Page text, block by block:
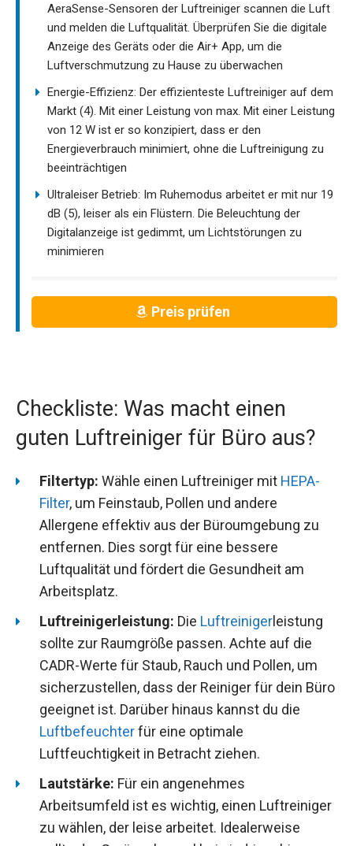
AeraSense-Sensoren der Luftreiniger scannen die Luft
und melden die Luftqualität. Überprüfen Sie die digitale
Anzeige des Geräts oder die Air+ App, um die
Luftverschmutzung zu Hause zu überwachen
Energie-Effizienz: Der effizienteste Luftreiniger auf dem
Markt (4). Mit einer Leistung von max. Mit einer Leistung
von 12 W ist er so konzipiert, dass er den
Energieverbrauch minimiert, ohne die Luftreinigung zu
beeinträchtigen
Ultraleiser Betrieb: Im Ruhemodus arbeitet er mit nur 19
dB (5), leiser als ein Flüstern. Die Beleuchtung der
Digitalanzeige ist gedimmt, um Lichtstörungen zu
minimieren
Preis prüfen
Checkliste: Was macht einen
guten Luftreiniger für Büro aus?
Filtertyp: Wähle einen Luftreiniger mit HEPA-
Filter, um Feinstaub, Pollen und andere
Allergene effektiv aus der Büroumgebung zu
entfernen. Dies sorgt für eine bessere
Luftqualität und fördert die Gesundheit am
Arbeitsplatz.
Luftreinigerleistung: Die Luftreiniger leistung
sollte zur Raumgröße passen. Achte auf die
CADR-Werte für Staub, Rauch und Pollen, um
sicherzustellen, dass der Reiniger für dein Büro
geeignet ist. Darüber hinaus kannst du die
Luftbefeuchterfür eine optimale
Luftfeuchtigkeit in Betracht ziehen.
Lautstärke: Für ein angenehmes
Arbeitsumfeld ist es wichtig, einen Luftreiniger
zu wählen, der leise arbeitet. Idealerweise